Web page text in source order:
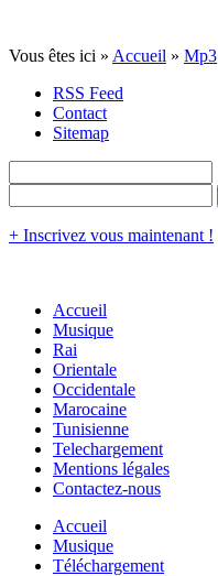
Vous êtes ici » Accueil » Mp3
RSS Feed
Contact
Sitemap
+ Inscrivez vous maintenant !
Accueil
Musique
Rai
Orientale
Occidentale
Marocaine
Tunisienne
Telechargement
Mentions légales
Contactez-nous
Accueil
Musique
Téléchargement